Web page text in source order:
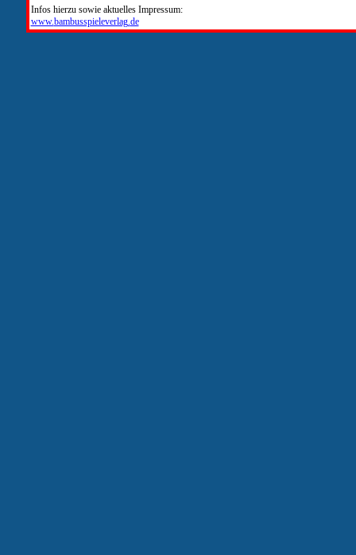
Infos hierzu sowie aktuelles Impressum:
www.bambusspieleverlag.de